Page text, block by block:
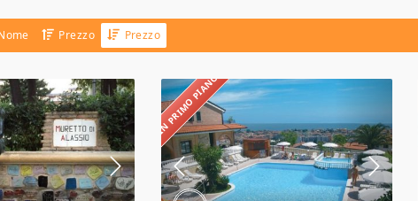
Prezzo Prezzo
IN PRIMO PIANO Il
Borgo
Residence